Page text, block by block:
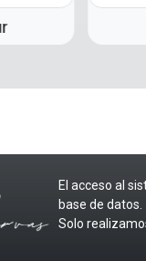
El acceso al
base de datos.
Solo